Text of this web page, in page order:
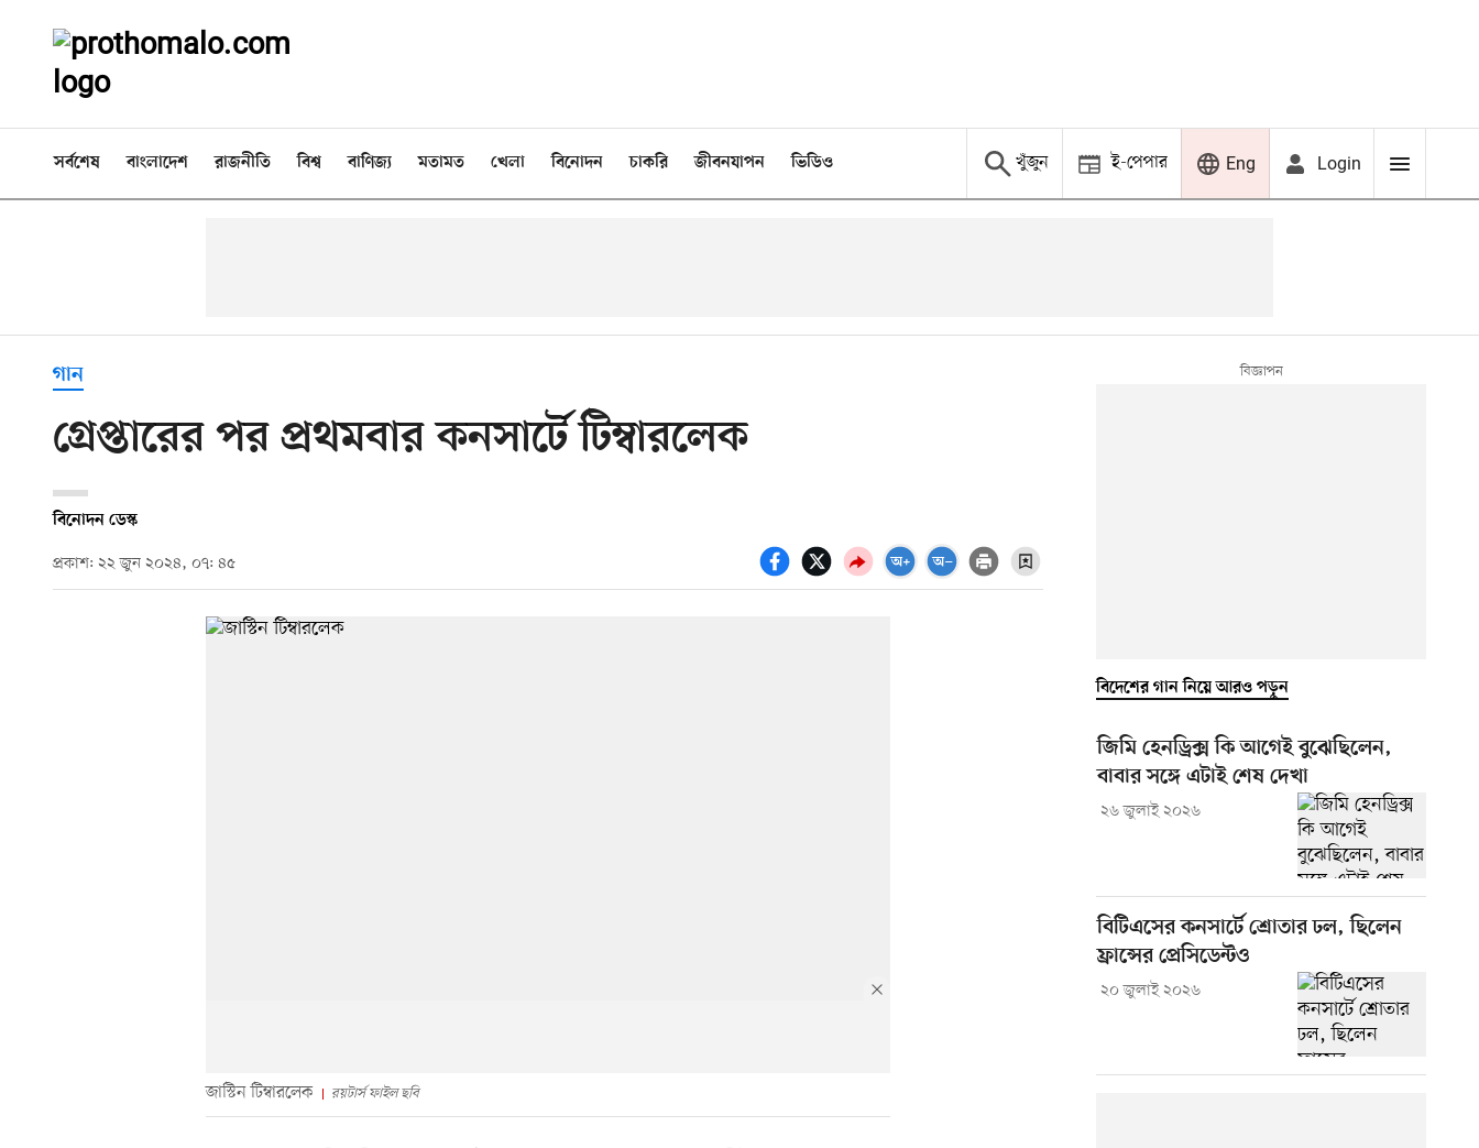
সর্বশেষ বাংলাদেশ রাজনীতি বিশ্ব বাণিজ্য মতামত খেলা বিনোদন চাকরি জীবনযাপন ভিডিও খুঁজুন ই-পেপার Eng Login
গান
গ্রেপ্তারের পর প্রথমবার কনসার্টে টিম্বারলেক
বিনোদন ডেস্ক
প্রকাশ: ২২ জুন ২০২৪, ০৭: ৪৫
জাস্টিন টিম্বারলেক রয়টার্স ফাইল ছবি
বিদেশের গান নিয়ে আরও পড়ুন
জিমি হেনড্রিক্স কি আগেই বুঝেছিলেন,
বাবার সঙ্গে এটাই শেষ দেখা
২৬ জুলাই ২০২৬
বিটিএসের কনসার্টে শ্রোতার ঢল, ছিলেন
ফ্রান্সের প্রেসিডেন্টও
২০ জুলাই ২০২৬